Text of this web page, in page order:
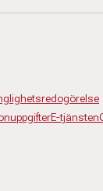
E-tjänsten